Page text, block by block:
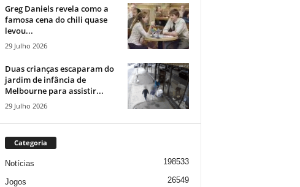
Greg Daniels revela como a
famosa cena do chili quase
levou...
29 Julho 2026
Duas crianças escaparam do
jardim de infância de
Melbourne para assistir...
29 Julho 2026
Categoria
Notícias 198533
Jogos 26549